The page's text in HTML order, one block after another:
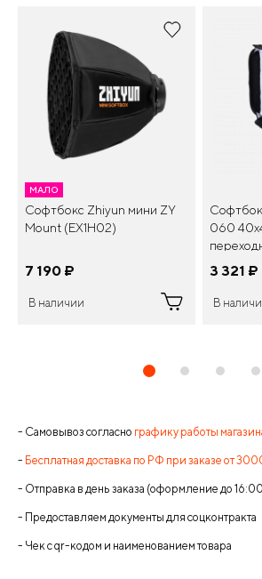
МАЛО
Софтбокс Zhiyun мини ZY
Mount (EX1H02)
7 190 ¤
В наличии
060
3 321 ¤
В
- Самовывоз согласно графику работы
- Бесплатная доставка по РФ при заказе от
- Отправка в день заказа (оформление до
- Предоставляем документы для соцконтракта
- Чек с qr-кодом и наименованием товара